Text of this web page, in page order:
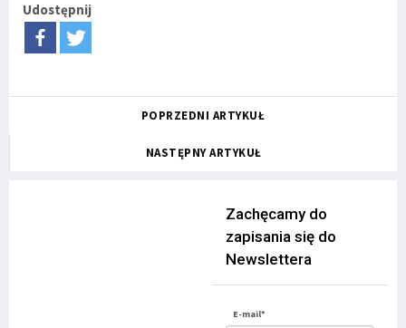
Udostępnij
POPRZEDNI ARTYKUŁ
NASTĘPNY ARTYKUŁ
Zachęcamy do
zapisania się do
Newslettera
E-mail*